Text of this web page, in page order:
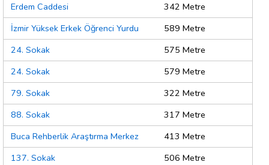
Erdem Caddesi
342 Metre
İzmir Yüksek Erkek Öğrenci Yurdu
589 Metre
24. Sokak
575 Metre
24. Sokak
579 Metre
79. Sokak
322 Metre
88. Sokak
317 Metre
Buca Rehberlik Araştırma Merkez
413 Metre
137. Sokak
506 Metre